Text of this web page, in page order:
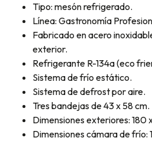
Tipo: mesón refrigerado.
Línea: Gastronomía
Fabricado en acero
exterior.
Refrigerante R-134a (eco
Sistema de frío estático.
Sistema de defrost por aire.
Tres bandejas de 43 x 58 cm.
Dimensiones exteriores: 180
Dimensiones cámara de frío: